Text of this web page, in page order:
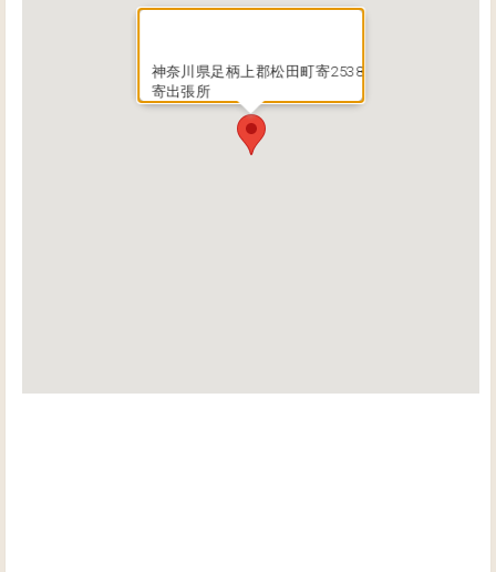
神奈川県足柄上郡松田町寄2538
寄出張所